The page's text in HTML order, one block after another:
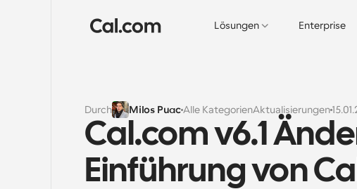
Lösungen Enterprise
Durch Milos Puac Alle KategorienAktualisierungen
Cal.com v6.1
Einführung von